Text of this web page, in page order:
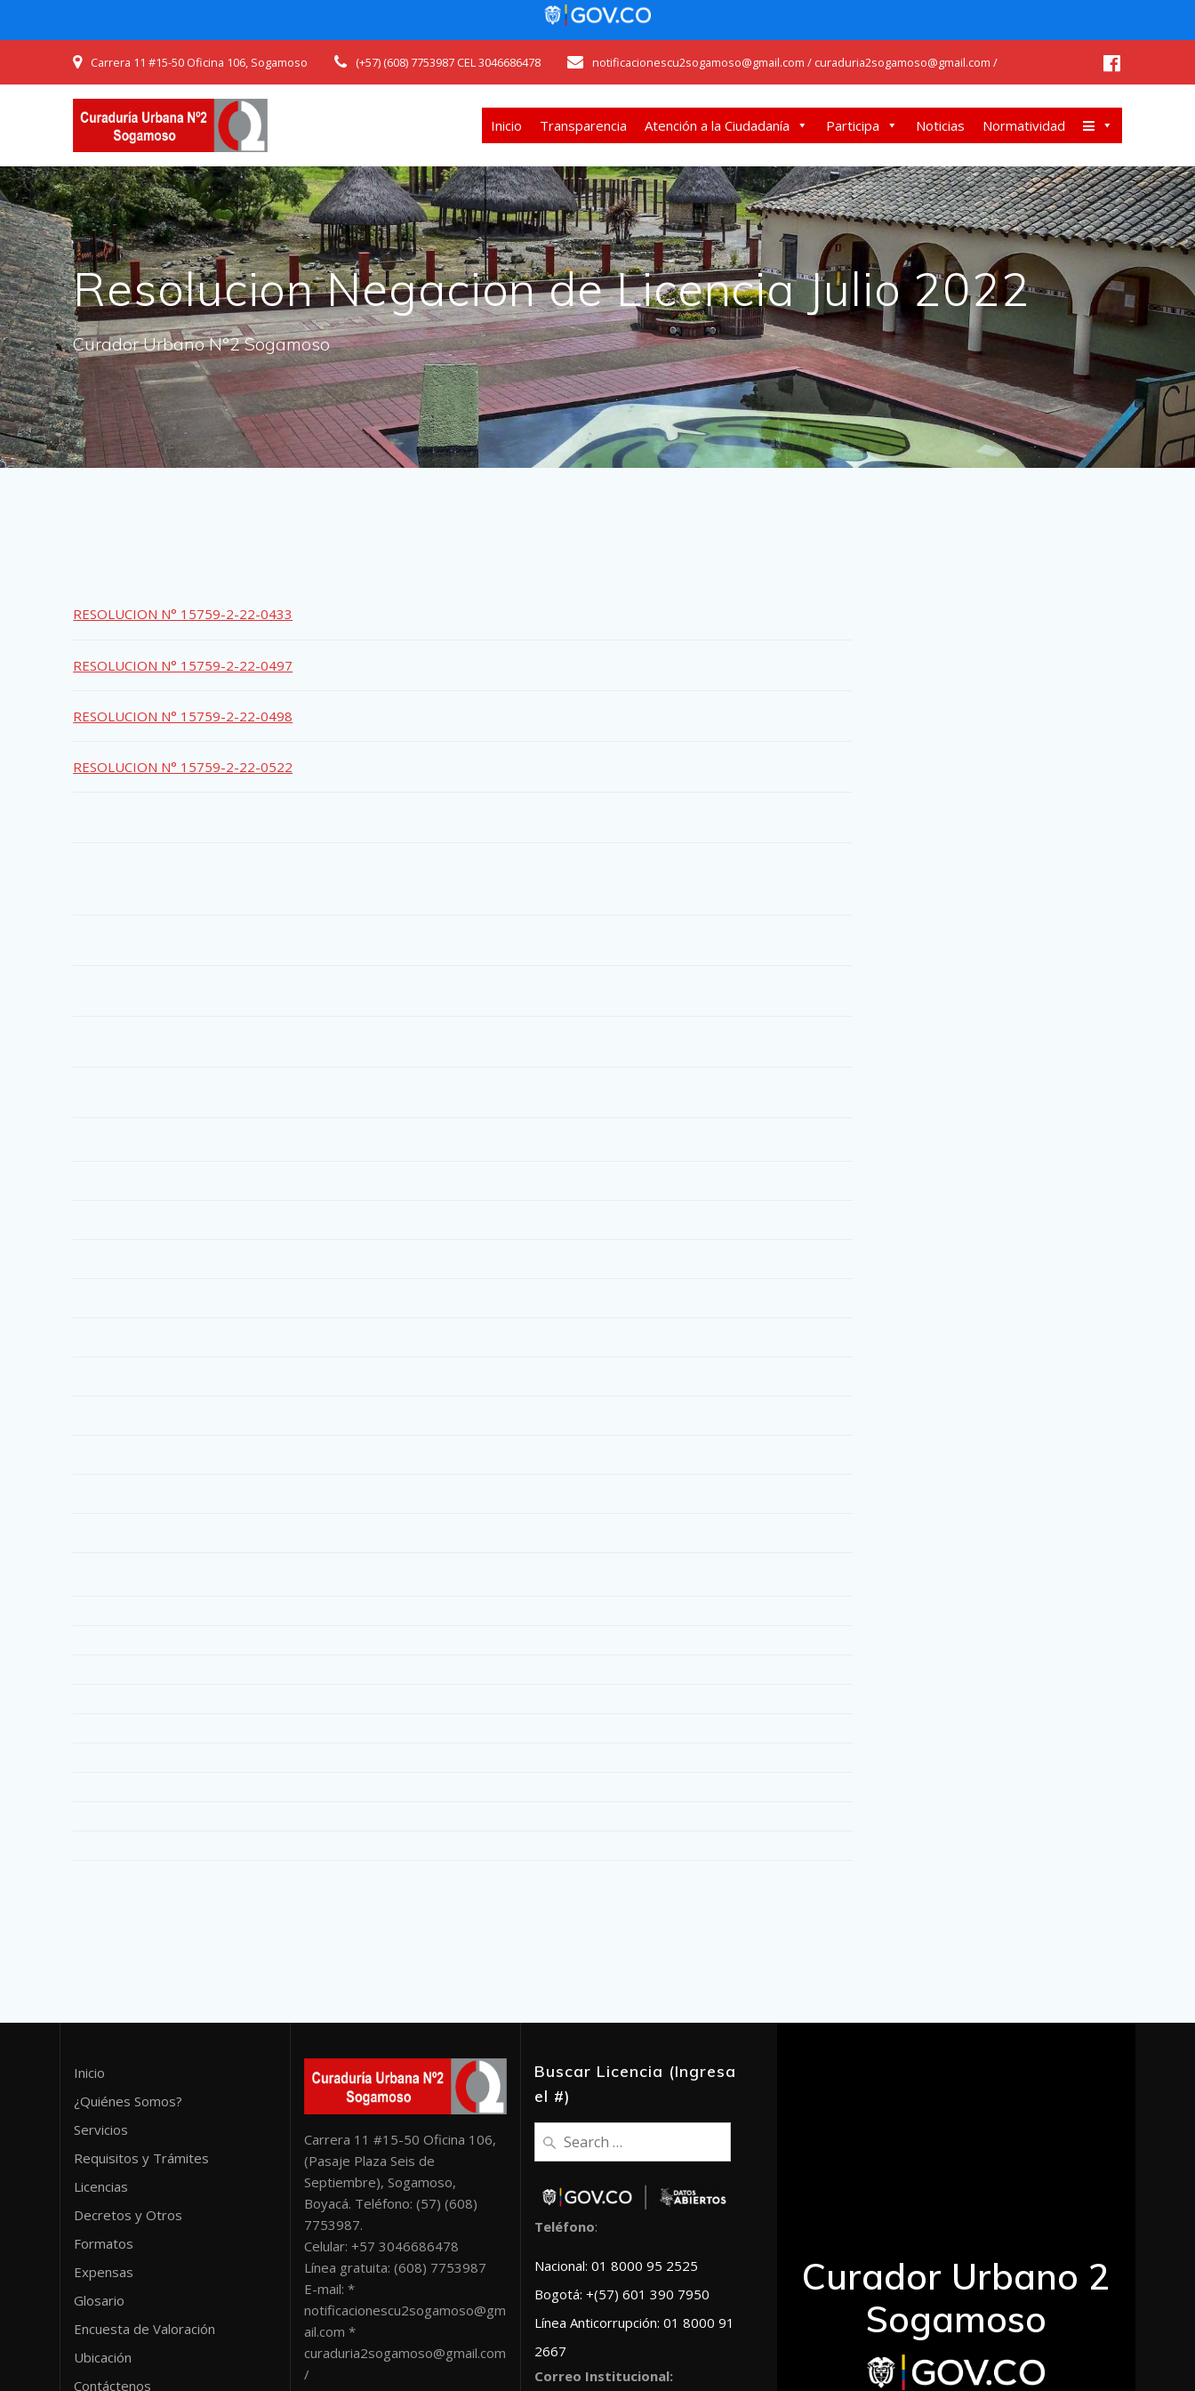
Carrera 11 #15-50 Oficina 106, Sogamoso (+57) (608) 7753987 CEL 3046686478 notificacionescu2sogamoso@gmail.com / curaduria2sogamoso@gmail.com /
Inicio Transparencia Atención a la Ciudadanía Participa Noticias Normatividad
Resolucion Negacion de Licencia Julio 2022
Curador Urbano N°2 Sogamoso
RESOLUCION N° 15759-2-22-0433
RESOLUCION N° 15759-2-22-0497
RESOLUCION N° 15759-2-22-0498
RESOLUCION N° 15759-2-22-0522
Inicio
¿Quiénes Somos?
Servicios
Requisitos y Trámites
Licencias
Decretos y Otros
Formatos
Expensas
Glosario
Encuesta de Valoración
Ubicación
Contáctenos
Carrera 11 #15-50 Oficina 106,
(Pasaje Plaza Seis de
Septiembre), Sogamoso,
Boyacá. Teléfono: (57) (608)
7753987.
Celular: +57 3046686478
Línea gratuita: (608) 7753987
E-mail: *
notificacionescu2sogamoso@gm
ail.com *
curaduria2sogamoso@gmail.com
/
Buscar Licencia (Ingresa
el #)
Search
for:
Teléfono:
Nacional: 01 8000 95 2525
Bogotá: +(57) 601 390 7950
Línea Anticorrupción: 01 8000 91
2667
Correo Institucional:
Curador Urbano 2
Sogamoso